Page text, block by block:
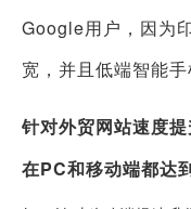
Google用户，因为
宽，并且低端智能手
针对外贸网站速度
在PC和移动端都达